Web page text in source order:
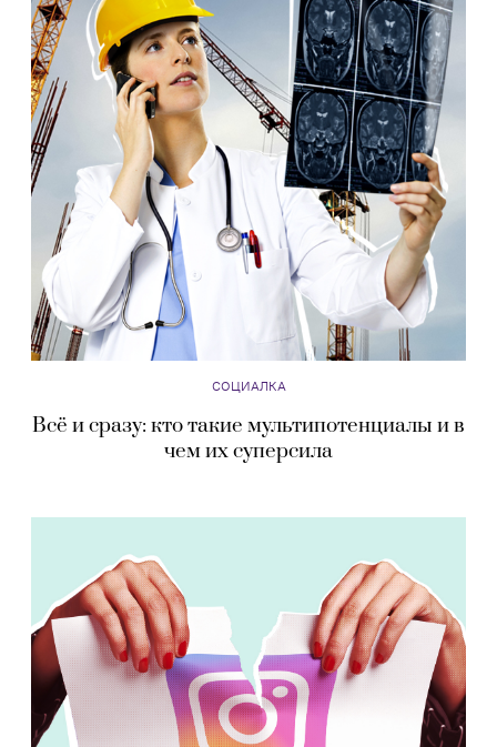
СОЦИАЛКА
Всё и сразу: кто такие мультипотенциалы и в
чем их суперсила